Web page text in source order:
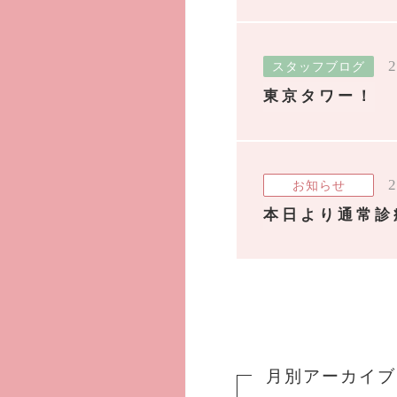
スタッフブログ
東京タワー！
お知らせ
本日より通常診
月別アーカイブ